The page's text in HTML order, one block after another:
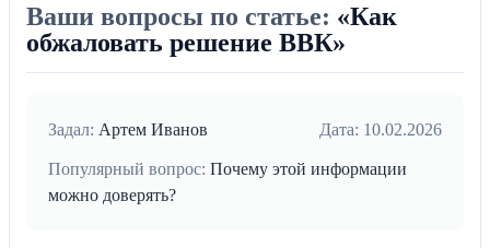
Ваши вопросы по статье: «Как
обжаловать решение ВВК»
Задал: Артем Иванов Дата: 10.02.2026
Популярный вопрос: Почему этой информации
можно доверять?